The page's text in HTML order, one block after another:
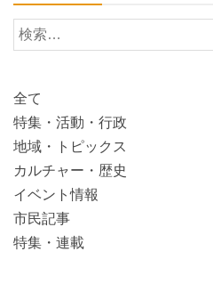
検
索:
全て
特集・活動・行政
地域・トピックス
カルチャー・歴史
イベント情報
市民記事
特集・連載